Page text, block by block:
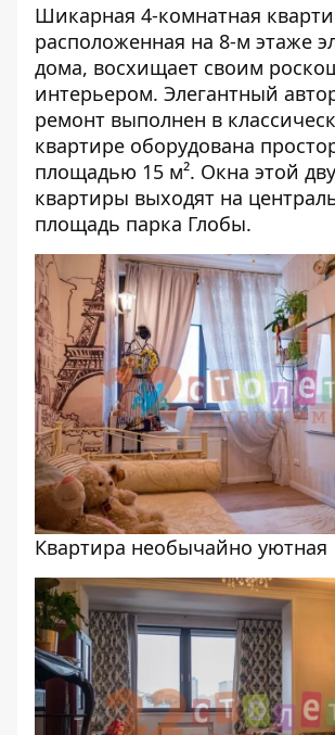
Шикарная 4-комнатная
расположенная на 8-м этаже
дома, восхищает своим
интерьером. Элегантный
ремонт выполнен в
квартире оборудована
площадью 15 м². Окна этой
квартиры выходят на
площадь парка Глобы.
Квартира необычайно уютная